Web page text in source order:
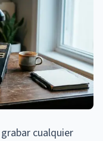
cualquier